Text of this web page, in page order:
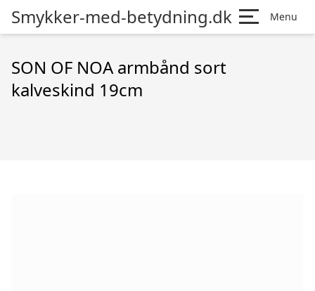
Smykker-med-betydning.dk Menu
SON OF NOA armbånd sort
kalveskind 19cm